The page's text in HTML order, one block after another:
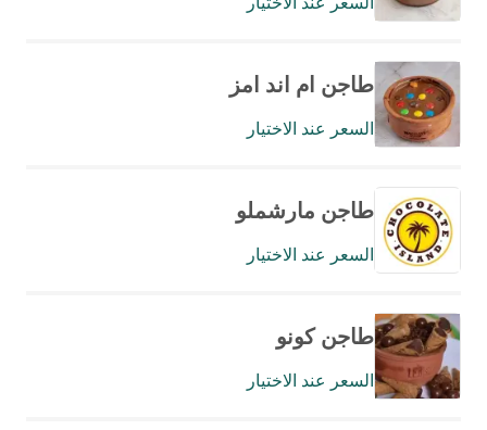
طاجن ام اند امز
السعر عند الاختيار
طاجن مارشملو
السعر عند الاختيار
طاجن كونو
السعر عند الاختيار